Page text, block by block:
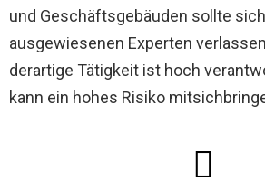
und Geschäftsgebäuden sollte
ausgewiesenen Experten
derartige Tätigkeit ist hoch
kann ein hohes Risiko